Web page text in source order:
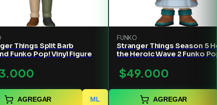
Things Split Barb
Funko Pop! Vinyl Figure
AGREGAR ML
FUNKO
Stranger Things Season 5
the Heroic Wave 2 Funko
$49.000
AGREGAR